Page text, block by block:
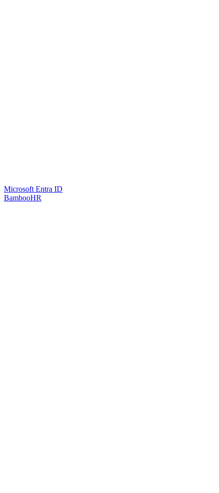
Microsoft Entra ID
BambooHR